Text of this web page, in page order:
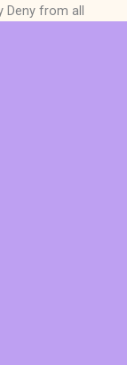
Deny from all